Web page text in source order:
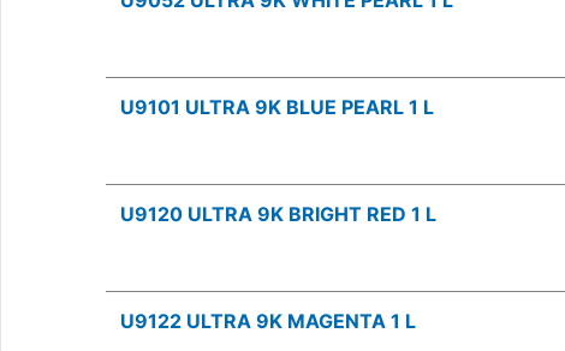
U9101 ULTRA 9K BLUE PEARL 1 L
U9120 ULTRA 9K BRIGHT RED 1 L
U9122 ULTRA 9K MAGENTA 1 L